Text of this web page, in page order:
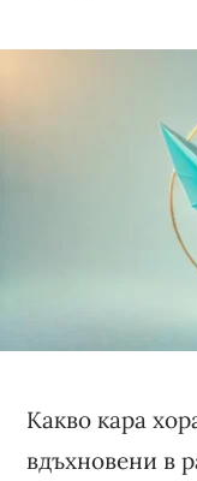
Какво кара
вдъхновени в